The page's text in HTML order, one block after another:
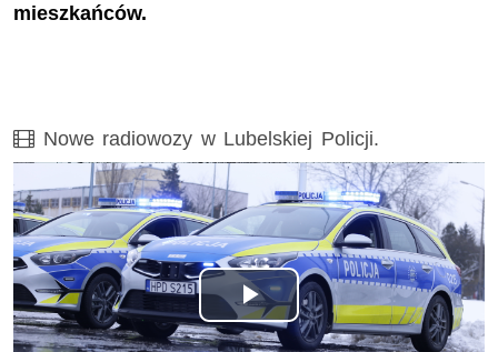
mieszkańców.
Film
Nowe radiowozy w Lubelskiej Policji.
Odtwórz